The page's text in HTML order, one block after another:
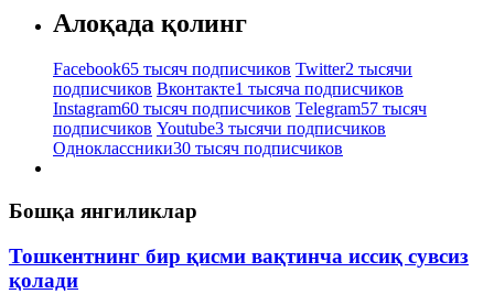
Алоқада қолинг
Facebook65 тысяч подписчиков Twitter2 тысячи
подписчиков Вконтакте1 тысяча подписчиков
Instagram60 тысяч подписчиков Telegram57 тысяч
подписчиков Youtube3 тысячи подписчиков
Одноклассники30 тысяч подписчиков
Бошқа янгиликлар
Тошкентнинг бир қисми вақтинча иссиқ сувсиз
қолади